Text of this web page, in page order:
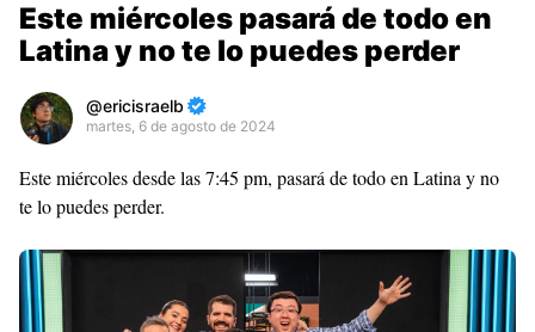
Este miércoles pasará de todo en
Latina y no te lo puedes perder
ericisraelb
martes, 6 de agosto de 2024
Premium
By
Raushan
Design
With
Shroff
Templates
Este miércoles desde las 7:45 pm, pasará de todo en Latina y no
te lo puedes perder.